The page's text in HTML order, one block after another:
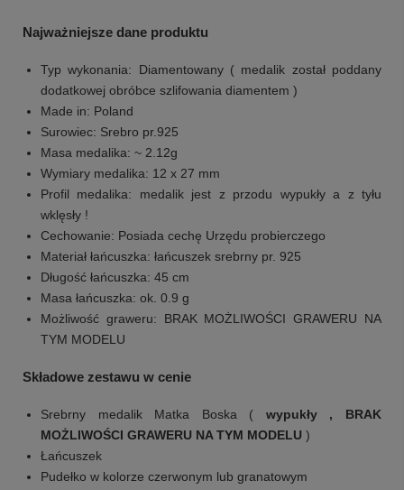
Najważniejsze dane produktu
Typ wykonania: Diamentowany ( medalik został poddany
dodatkowej obróbce szlifowania diamentem )
Made in: Poland
Surowiec: Srebro pr.925
Masa medalika: ~ 2.12g
Wymiary medalika: 12 x 27 mm
Profil medalika: medalik jest z przodu wypukły a z tyłu
wklęsły !
Cechowanie: Posiada cechę Urzędu probierczego
Materiał łańcuszka: łańcuszek srebrny pr. 925
Długość łańcuszka: 45 cm
Masa łańcuszka: ok. 0.9 g
Możliwość graweru: BRAK MOŻLIWOŚCI GRAWERU NA
TYM MODELU
Składowe zestawu w cenie
Srebrny medalik Matka Boska ( wypukły , BRAK
MOŻLIWOŚCI GRAWERU NA TYM MODELU )
Łańcuszek
Pudełko w kolorze czerwonym lub granatowym